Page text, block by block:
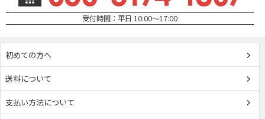
受付時間：平日 10:00～17:00
初めての方へ
送料について
支払い方法について